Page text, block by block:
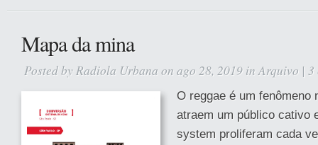
Mapa da mina
Posted by Radiola Urbana on ago 28, 2019 inArquivo | 3
O reggae é um fenômeno
atraem um público cativo
system proliferam cada